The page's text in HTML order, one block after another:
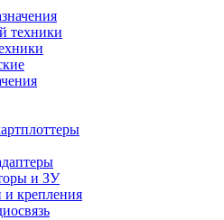
техники
и ЗУ
и крепления